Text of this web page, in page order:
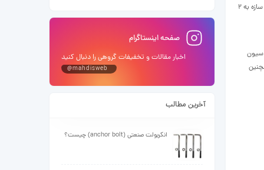
با توجه به بار های وارده به سازه و نوع خاک بستر جنس مصالح فونداسیون را انتخاب می کنند .فونداسیون ها با توجه به ابعاد سازه و بارهای آن و ظرفیت خاک بستر اطراف سازه به ۲
گفت در فونداسیون
همچنین
صفحه اینستاگرام
اخبار مقالات و تخفیفات گروهی را دنبال کنید
@mahdisweb
آخرین مطالب
انکربولت صنعتی (anchor bolt) چیست؟